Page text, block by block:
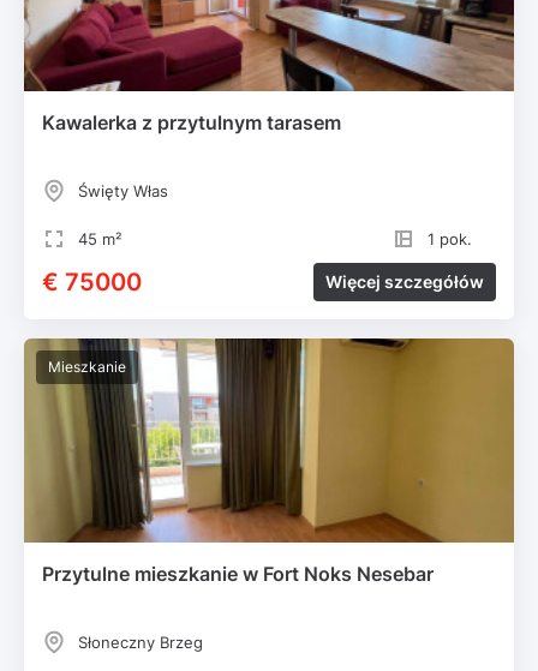
Kawalerka z przytulnym tarasem
Święty Włas
45 m² 1 pok.
€ 75000 Więcej szczegółów
Mieszkanie
Przytulne mieszkanie w Fort Noks Nesebar
Słoneczny Brzeg